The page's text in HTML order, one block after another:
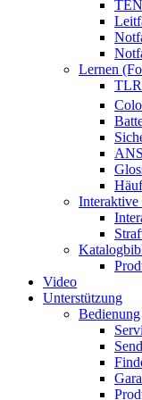
Lernen
Interaktive
Video
Unterstützung
Bedienung